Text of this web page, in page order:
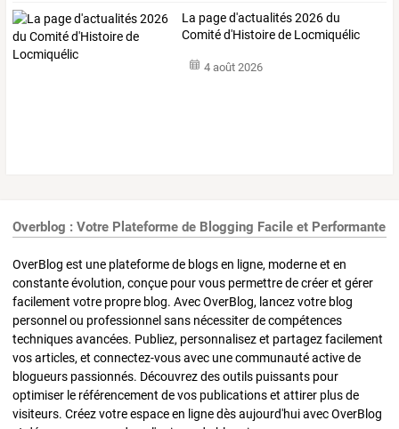
La page d'actualités 2026 du
Comité d'Histoire de Locmiquélic
4 août 2026
Overblog : Votre Plateforme de Blogging Facile et Performante
OverBlog est une plateforme de blogs en ligne, moderne et en
constante évolution, conçue pour vous permettre de créer et gérer
facilement votre propre blog. Avec OverBlog, lancez votre blog
personnel ou professionnel sans nécessiter de compétences
techniques avancées. Publiez, personnalisez et partagez facilement
vos articles, et connectez-vous avec une communauté active de
blogueurs passionnés. Découvrez des outils puissants pour
optimiser le référencement de vos publications et attirer plus de
visiteurs. Créez votre espace en ligne dès aujourd'hui avec OverBlog